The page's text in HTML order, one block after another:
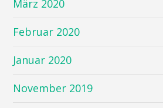
März 2020
Februar 2020
Januar 2020
November 2019